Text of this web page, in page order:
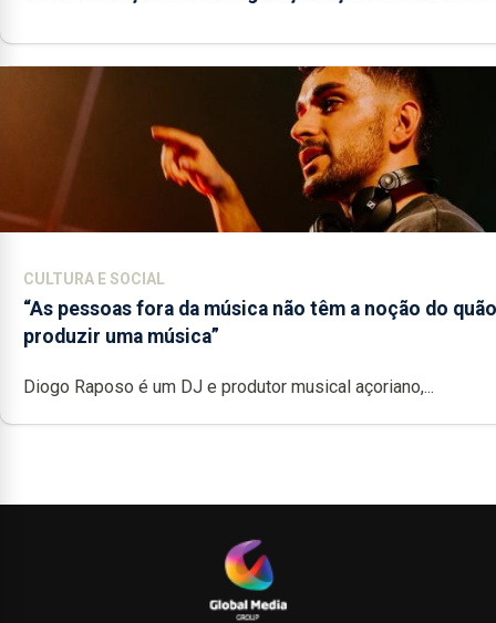
CULTURA E SOCIAL
“As pessoas fora da música não têm a noção do
produzir uma música”
Diogo Raposo é um DJ e produtor musical açoriano,...